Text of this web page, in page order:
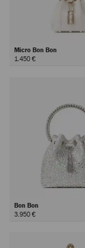
Micro Bon Bon
1.450 €
Bon Bon
3.950 €